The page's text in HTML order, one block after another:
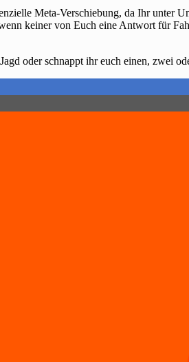
Meta-Verschiebung, da Ihr unter
keiner von Euch eine Antwort für
oder schnappt ihr euch einen, zwei